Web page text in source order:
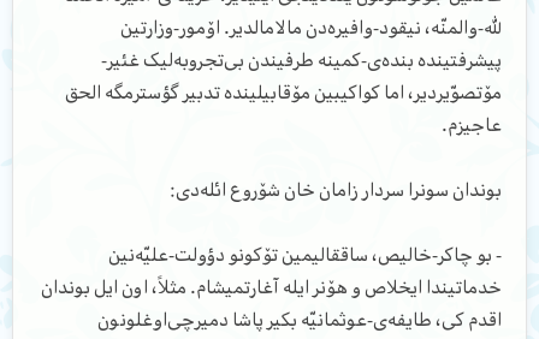
للّٰه‌-والمنّه، نیقود-وافیره‌دن مالامالدیر. اۆمور-وزارتین
پیشرفتینده بنده‌ی-کمینه طرفیندن بی‌تجروبه‌لیک غئیر-
مۆتصوّیردیر، اما کواکیبین مۆقابیلینده تدبیر گؤسترمگه الحق
عاجیزم.
بوندان سونرا سردار زامان خان شۆروع ائله‌دی:
- بو چاکر-خالیص، ساققالیمین تۆکونو دؤولت-علیّه‌نین
خدماتیندا ایخلاص و هۆنر ایله آغارتمیشام. مثلاً، اون ایل بوندان
اقدم کی، طایفه‌ی-عوثمانیّه بکیر پاشا دمیرچی‌اوغلونون